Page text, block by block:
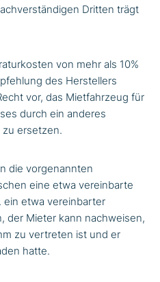
Dritten trägt
von mehr als 10%
des Herstellers
vor, das Mietfahrzeug für
durch ein anderes
ersetzen.
die vorgenannten
eine etwa vereinbarte
ein etwa vereinbarter
der Mieter kann nachweisen,
zu vertreten ist und er
hatte.